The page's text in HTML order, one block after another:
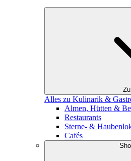
Alles zu Kulinarik &
Almen, Hütten &
Restaurants
Sterne- &
Cafés